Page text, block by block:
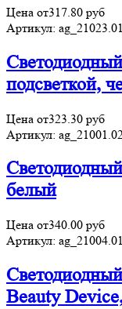
Цена от317.80 руб
Артикул: ag_21023.01
подсветкой,
Цена от323.30 руб
Артикул:
белый
Цена от340.00 руб
Артикул: ag_21004.01
Beauty